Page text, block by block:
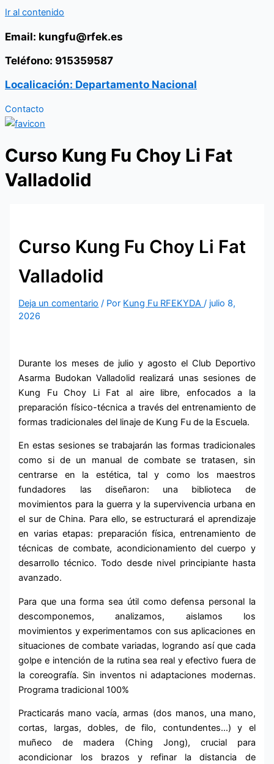
Ir al contenido
Email: kungfu@rfek.es
Teléfono: 915359587
Localicación: Departamento Nacional
Contacto
Curso Kung Fu Choy Li Fat
Valladolid
Curso Kung Fu Choy Li Fat
Valladolid
Deja un comentario / Por Kung Fu RFEKYDA/ julio 8,
2026
Durante los meses de julio y agosto el Club Deportivo
Asarma Budokan Valladolid realizará unas sesiones de
Kung Fu Choy Li Fat al aire libre, enfocados a la
preparación físico-técnica a través del entrenamiento de
formas tradicionales del linaje de Kung Fu de la Escuela.
En estas sesiones se trabajarán las formas tradicionales
como si de un manual de combate se tratasen, sin
centrarse en la estética, tal y como los maestros
fundadores las diseñaron: una biblioteca de
movimientos para la guerra y la supervivencia urbana en
el sur de China. Para ello, se estructurará el aprendizaje
en varias etapas: preparación física, entrenamiento de
técnicas de combate, acondicionamiento del cuerpo y
desarrollo técnico. Todo desde nivel principiante hasta
avanzado.
Para que una forma sea útil como defensa personal la
descomponemos, analizamos, aislamos los
movimientos y experimentamos con sus aplicaciones en
situaciones de combate variadas, logrando así que cada
golpe e intención de la rutina sea real y efectivo fuera de
la coreografía. Sin inventos ni adaptaciones modernas.
Programa tradicional 100%
Practicarás mano vacía, armas (dos manos, una mano,
cortas, largas, dobles, de filo, contundentes…) y el
muñeco de madera (Ching Jong), crucial para
acondicionar los brazos y refinar la distancia de